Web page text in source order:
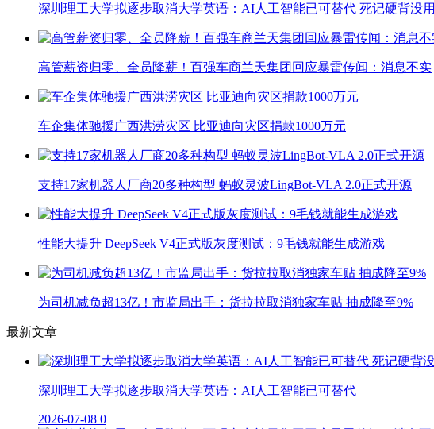
深圳理工大学拟逐步取消大学英语：AI人工智能已可替代 死记硬背没用
高管薪资归零、全员降薪！百强车商兰天集团回应暴雷传闻：消息不实
车企集体驰援广西洪涝灾区 比亚迪向灾区捐款1000万元
支持17家机器人厂商20多种构型 蚂蚁灵波LingBot-VLA 2.0正式开源
性能大提升 DeepSeek V4正式版灰度测试：9毛钱就能生成游戏
为司机减负超13亿！市监局出手：货拉拉取消独家车贴 抽成降至9%
最新文章
深圳理工大学拟逐步取消大学英语：AI人工智能已可替代
2026-07-08 0